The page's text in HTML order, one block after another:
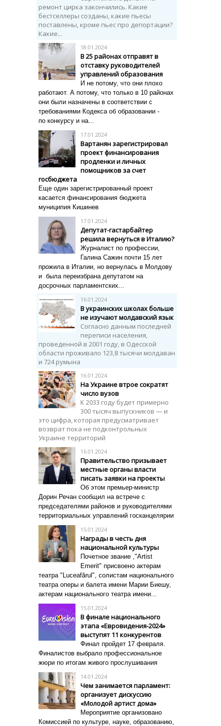
ремонт цирка закончились. Какие
бестселлеры созданы, какие пьесы
поставлены, кроме пьес про депортации?
Какие...
18.01.2024
В 25 районах отправят в
отставку руководителей
управлений образования
И не потому, что они плохо
работают. А потому, что только в 10 районах
они были назначены в соответствии с
требованиями Кодекса об образовании -
по конкурсу и на...
17.01.2024
Вартанян зарегистрировал
проект финансирования
продленки и личных
помощников за счет
госбюджета
Еще один зарегистрированный проект
касается финансирования бюджета
муниципия Кишинев
17.01.2024
Депутат-гастарбайтер
решила вернуться в Италию?
Журналист по профессии,
Галина Сажин почти 15 лет
прожила в Италии, но вернулась в Молдову
и была переизбрана депутатом на
досрочных парламентских...
16.01.2024
В украинских школах больше
не изучают молдавский язык
Согласно данным последней
переписи населения,
проведенной в 2001 году, в Одесской
области проживало 123,8 тысячи молдаван
и 724 румына
16.01.2024
На Украине втрое сократят
число вузов
К 2033 году будет примерно
300 тысяч выпускников — и
это цифра, которая предусматривает
возврат пока не подконтрольных
Украине территорий
16.01.2024
Правительство призывает
местные органы власти
писать заявки на проекты
Об этом премьер-министр
Дорин Речан сообщил на встрече с
председателями районов и руководителями
территориальных управлений госканцелярии
15.01.2024
Награды в честь дня
национальной культуры
Почетное звание ,"Artist
Emerit" присвоено актерам
театра "Luceafărul", солистам национального
театра оперы и балета имени Марии Биешу,
актерам национального театра имени...
15.01.2024
В финале национального
этапа «Евровидения-2024»
выступят 11 конкурентов
Финал пройдет 17 февраля.
Финалистов выбрало профессиональное
жюри по итогам живого прослушивания
14.01.2024
Чем занимается парламент:
организует дискуссию
«Молодой артист дома»
Мероприятие организовано
Комиссией по культуре, науке, образованию,